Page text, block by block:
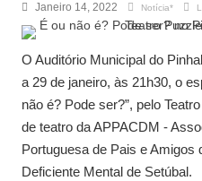
Janeiro 14, 2022 Notícia*
O Auditório Municipal do
a 29 de janeiro, às 21h30, o
não é? Pode ser?”, pelo
de teatro da APPACDM -
Portuguesa de Pais e Amigos
Deficiente Mental de Setúbal.